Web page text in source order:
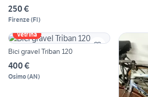
250 €
Firenze(FI)
Vetrina
Bici gravel Triban 120
400 €
Osimo(AN)